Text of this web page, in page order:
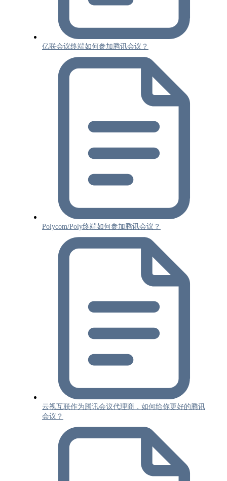
亿联会议终端如何参加腾讯会议？
Polycom/Poly终端如何参加腾讯会议？
云视互联作为腾讯会议代理商，如何给你更好的腾讯
会议？